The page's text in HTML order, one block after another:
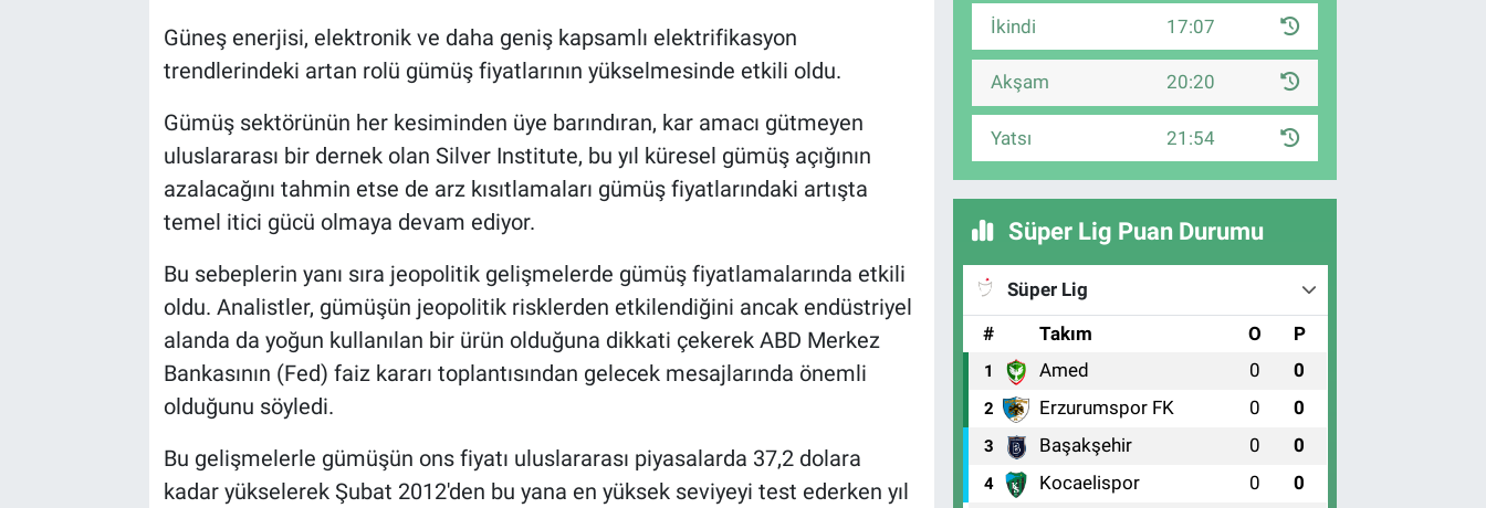
Güneş enerjisi, elektronik ve daha geniş kapsamlı elektrifikasyon
trendlerindeki artan rolü gümüş fiyatlarının yükselmesinde etkili oldu.
Gümüş sektörünün her kesiminden üye barındıran, kar amacı gütmeyen
uluslararası bir dernek olan Silver Institute, bu yıl küresel gümüş açığının
azalacağını tahmin etse de arz kısıtlamaları gümüş fiyatlarındaki artışta
temel itici gücü olmaya devam ediyor.
Bu sebeplerin yanı sıra jeopolitik gelişmelerde gümüş fiyatlamalarında etkili
oldu. Analistler, gümüşün jeopolitik risklerden etkilendiğini ancak endüstriyel
alanda da yoğun kullanılan bir ürün olduğuna dikkati çekerek ABD Merkez
Bankasının (Fed) faiz kararı toplantısından gelecek mesajlarında önemli
olduğunu söyledi.
Bu gelişmelerle gümüşün ons fiyatı uluslararası piyasalarda 37,2 dolara
kadar yükselerek Şubat 2012'den bu yana en yüksek seviyeyi test ederken yıl
İkindi 17:07
Akşam 20:20
Yatsı 21:54
Süper Lig Puan Durumu
Süper Lig
#
Takım O P
1 Amed 0 0
2 Erzurumspor FK 0 0
3 Başakşehir 0 0
4 Kocaelispor 0 0